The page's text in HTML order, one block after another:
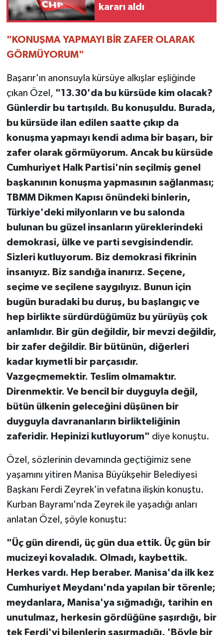
kararı aldı
"KONUŞMA YAPMAYI BİR ZAFER OLARAK
GÖRMÜYORUM"
Başarır'ın anonsuyla kürsüye alkışlar eşliğinde
çıkan Özel, "13.30'da bu kürsüde kim olacak?
Günlerdir bu tartışıldı. Bu konuşuldu. Burada,
bu kürsüde ilan edilen saatte çıkıp da
konuşma yapmayı kendi adıma bir başarı, bir
zafer olarak görmüyorum. Ancak bu kürsüde
Cumhuriyet Halk Partisi'nin seçilmiş genel
başkanının konuşma yapmasının sağlanması;
TBMM Dikmen Kapısı önündeki binlerin,
Türkiye'deki milyonların ve bu salonda
bulunan bu güzel insanların yüreklerindeki
demokrasi, ülke ve parti sevgisindendir.
Sizleri kutluyorum. Biz demokrasi fikrinin
insanıyız. Biz sandığa inanırız. Seçene,
seçime ve seçilene saygılıyız. Bunun için
bugün buradaki bu duruş, bu başlangıç ve
hep birlikte sürdürdüğümüz bu yürüyüş çok
anlamlıdır. Bir gün değildir, bir mevzi değildir,
bir zafer değildir. Bir bütünün, diğerleri
kadar kıymetli bir parçasıdır.
Vazgeçmemektir. Teslim olmamaktır.
Direnmektir. Ve bencil bir duyguyla değil,
bütün ülkenin geleceğini düşünen bir
duyguyla davrananların birlikteliğinin
zaferidir. Hepinizi kutluyorum" diye konuştu.
Özel, sözlerinin devamında geçtiğimiz sene
yaşamını yitiren Manisa Büyükşehir Belediyesi
Başkanı Ferdi Zeyrek'in vefatına ilişkin konuştu.
Kurban Bayramı'nda Zeyrek ile yaşadığı anları
anlatan Özel, şöyle konuştu:
"Üç gün direndi, üç gün dua ettik. Üç gün bir
mucizeyi kovaladık. Olmadı, kaybettik.
Herkes vardı. Hep beraber. Manisa'da ilk kez
Cumhuriyet Meydanı'nda yapılan bir törenle;
meydanlara, Manisa'ya sığmadığı, tarihin en
unutulmaz, herkesin gördüğüne şaşırdığı, bir
tek Ferdi'yi bilenlerin şaşırmadığı, 'Böyle bir